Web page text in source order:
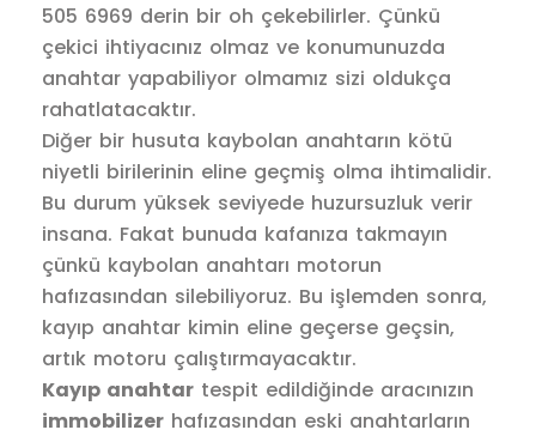
505 6969 derin bir oh çekebilirler. Çünkü
çekici ihtiyacınız olmaz ve konumunuzda
anahtar yapabiliyor olmamız sizi oldukça
rahatlatacaktır.
Diğer bir husuta kaybolan anahtarın kötü
niyetli birilerinin eline geçmiş olma ihtimalidir.
Bu durum yüksek seviyede huzursuzluk verir
insana. Fakat bunuda kafanıza takmayın
çünkü kaybolan anahtarı motorun
hafızasından silebiliyoruz. Bu işlemden sonra,
kayıp anahtar kimin eline geçerse geçsin,
artık motoru çalıştırmayacaktır.
Kayıp anahtar tespit edildiğinde aracınızın
immobilizer hafızasından eski anahtarların